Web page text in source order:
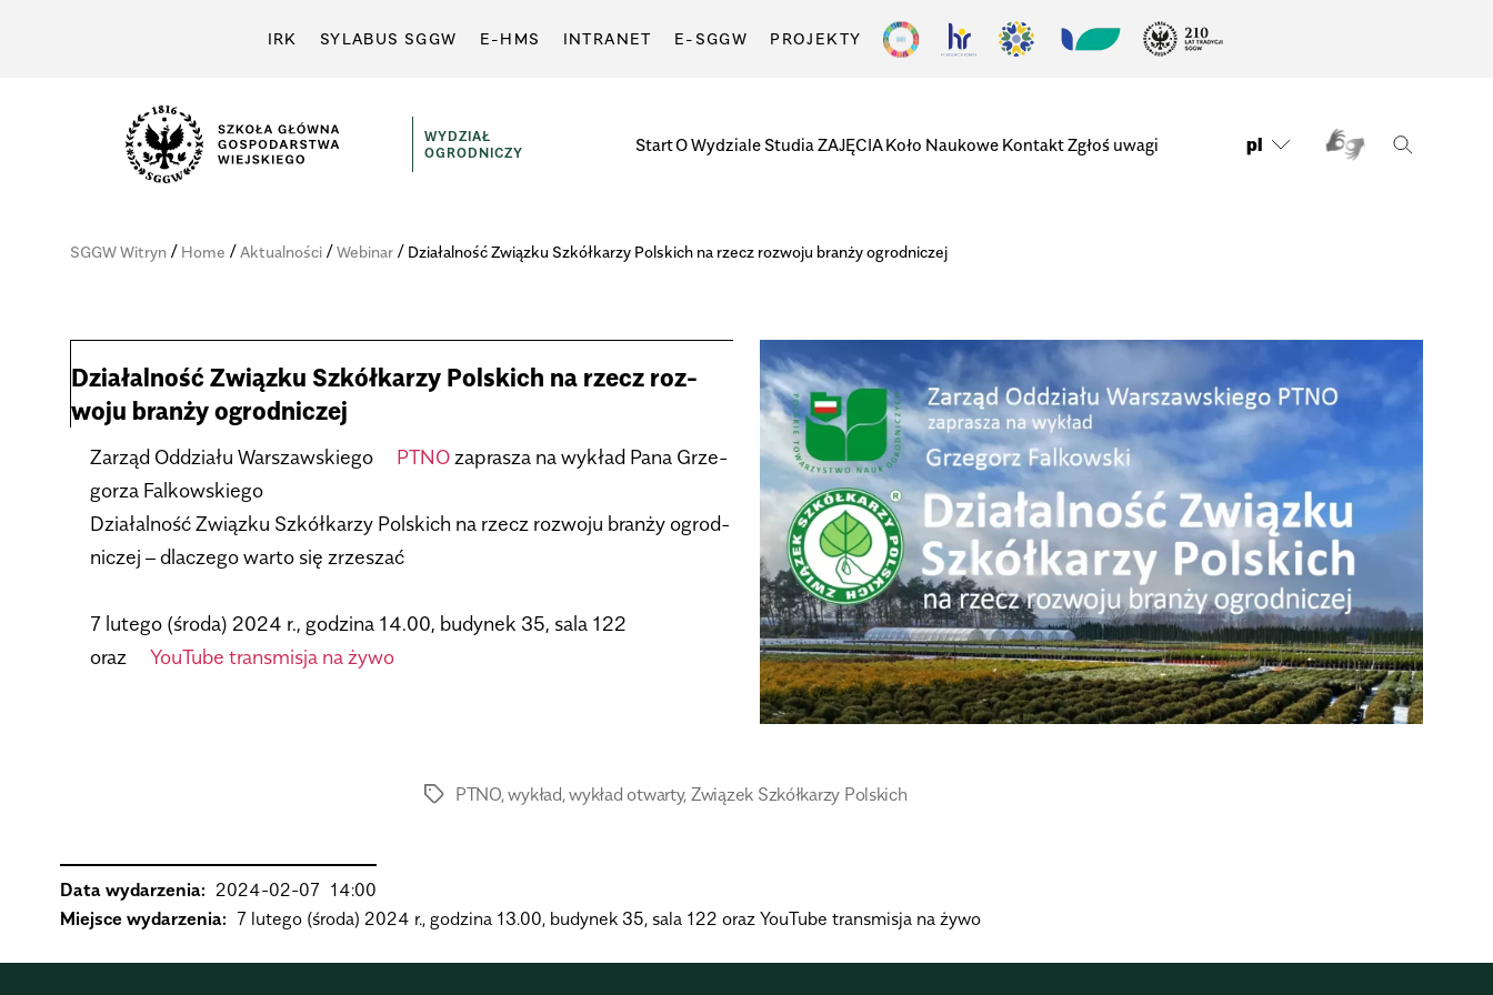
IRK SYLABUS SGGW E-HMS INTRANET E-SGGW PROJEKTY
WYDZIAŁ
OGRODNICZY
StartO Wydziale Studia ZAJĘCIAKoło Naukowe KontaktZgłoś uwagi pl
SGGW Witryn/ Home /Aktualności/Webinar/ Dzia­łal­ność Związku Szkół­ka­rzy Pol­skich na rzecz roz­woju branży ogrod­ni­czej
Dzia­łal­ność Związku Szkół­ka­rzy Pol­skich na rzecz roz­
woju branży ogrod­ni­czej
Zarząd Oddziału War­szaw­skiego PTNO zapra­sza na wykład Pana Grze­
go­rza Fal­kow­skiego
Dzia­łal­ność Związku Szkół­ka­rzy Pol­skich na rzecz roz­woju branży ogrod­
ni­czej – dla­czego warto się zrze­szać
7 lutego (środa) 2024 r., godzina 14.00, budy­nek 35, sala 122
oraz
YouTube trans­mi­sja na żywo
PTNO,wykład,wykład otwarty, Związek Szkółkarzy Polskich
Data wydarzenia: 2024-02-07 14:00
Miejsce wydarzenia: 7 lutego (środa) 2024 r., godzina 13.00, budynek 35, sala 122 oraz YouTube transmisja na żywo